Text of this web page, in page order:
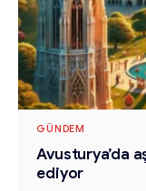
GÜNDEM
Avusturya’da
ediyor